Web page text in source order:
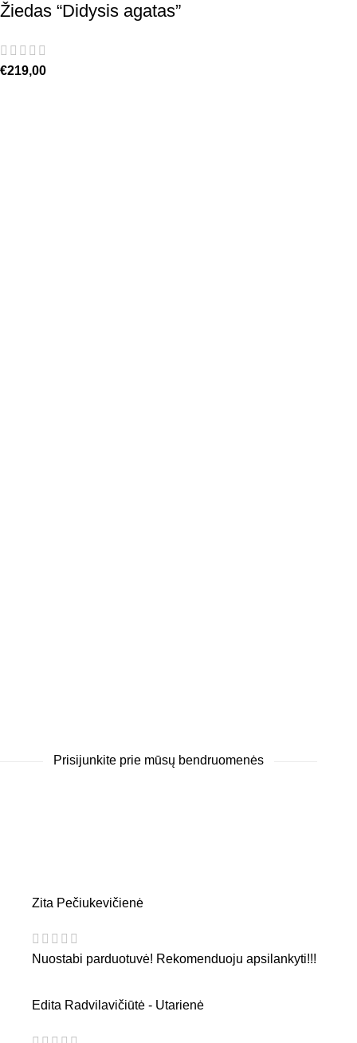
Žiedas “Didysis agatas”
€219,00
Prisijunkite prie mūsų bendruomenės
Zita Pečiukevičienė
Nuostabi parduotuvė! Rekomenduoju apsilankyti!!!
Edita Radvilavičiūtė - Utarienė